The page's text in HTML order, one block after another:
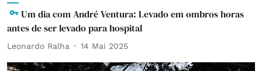
Um dia com André Ventura: Levado em ombros horas
antes de ser levado para hospital
Leonardo Ralha 14 Mai 2025